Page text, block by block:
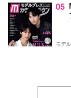
05
モデ